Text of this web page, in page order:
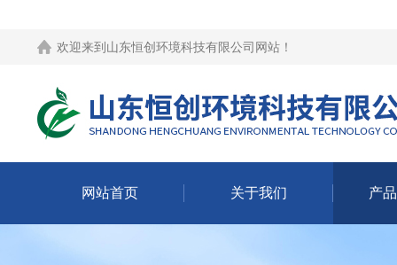
欢迎来到 山东恒创环境科技有限公司网站 ！
网站首页 关于我们 产